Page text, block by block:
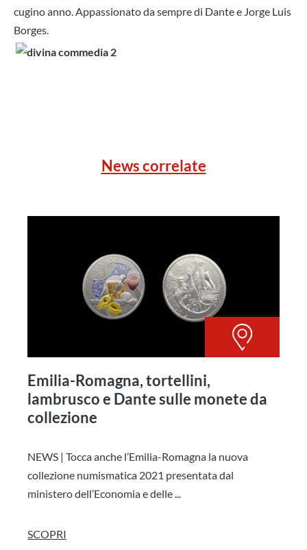
cugino anno. Appassionato da sempre di Dante e Jorge Luis
Borges.
News correlate
Emilia-Romagna, tortellini,
lambrusco e Dante sulle monete da
collezione
NEWS | Tocca anche l’Emilia-Romagna la nuova
collezione numismatica 2021 presentata dal
ministero dell’Economia e delle ...
SCOPRI